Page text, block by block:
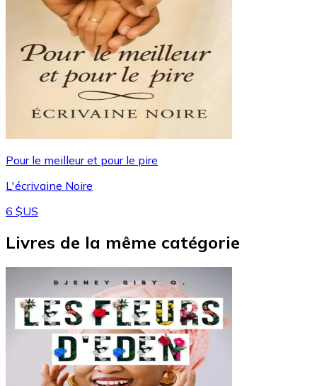
Pour le meilleur et pour le pire
L'écrivaine Noire
6 $US
Livres de la même catégorie